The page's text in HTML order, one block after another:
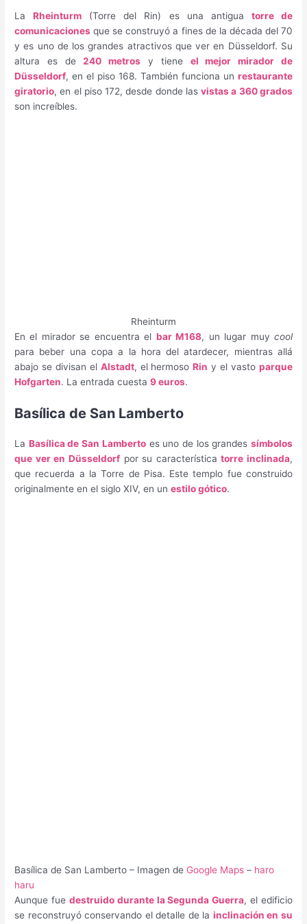
LaRheinturm (Torre del Rin) es una antigua torre de
comunicaciones que se construyó a fines de la década del 70
y es uno de los grandes atractivos que ver en Düsseldorf. Su
altura es de240 metros y tiene el mejor mirador de
Düsseldorf, en el piso 168. También funciona un restaurante
giratorio, en el piso 172, desde donde lasvistas a 360 grados
son increíbles.
Rheinturm
En el mirador se encuentra el bar M168, un lugar muy cool
para beber una copa a la hora del atardecer, mientras allá
abajo se divisan el Alstadt, el hermosoRin y el vasto parque
Hofgarten. La entrada cuesta9 euros.
Basílica de San Lamberto
La Basílica de San Lambertoes uno de los grandes símbolos
que ver en Düsseldorfpor su característicatorre inclinada,
que recuerda a la Torre de Pisa. Este templo fue construido
originalmente en el siglo XIV, en unestilo gótico.
Basílica de San Lamberto – Imagen de Google Maps – haro
haru
Aunque fue destruido durante la Segunda Guerra, el edificio
se reconstruyó conservando el detalle de la inclinación en su